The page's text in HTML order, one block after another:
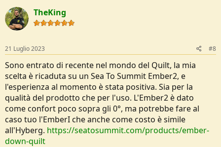
TheKing
21 Luglio 2023 #8
Sono entrato di recente nel mondo del Quilt, la mia
scelta è ricaduta su un Sea To Summit Ember2, e
l'esperienza al momento è stata positiva. Sia per la
qualità del prodotto che per l'uso. L'Ember2 è dato
come confort poco sopra gli 0°, ma potrebbe fare al
caso tuo l'EmberI che anche come costo è simile
all'Hyberg. https://seatosummit.com/products/ember-
down-quilt